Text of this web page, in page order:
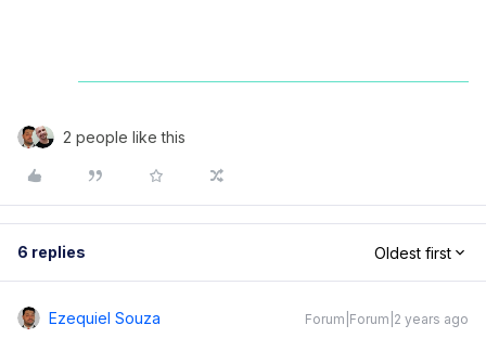
2 people like this
6 replies Oldest first
Ezequiel Souza Forum|Forum|2 years ago